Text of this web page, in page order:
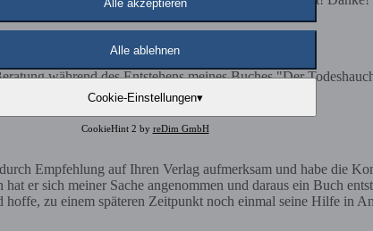
während des Entstehens meines Buches "Der
den Weg - Rediroma. Danke. Michael Sumper
Empfehlung auf Ihren Verlag aufmerksam und habe die
er sich meiner Sache angenommen und daraus ein Buch
zu einem späteren Zeitpunkt noch einmal seine Hilfe in
Alle akzeptieren
Alle ablehnen
Cookie-Einstellungen▾
CookieHint 2 by reDim GmbH